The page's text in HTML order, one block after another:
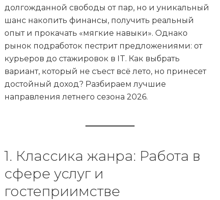
долгожданной свободы от пар, но и уникальный
шанс накопить финансы, получить реальный
опыт и прокачать «мягкие навыки». Однако
рынок подработок пестрит предложениями: от
курьеров до стажировок в IT. Как выбрать
вариант, который не съест всё лето, но принесет
достойный доход? Разбираем лучшие
направления летнего сезона 2026.
1. Классика жанра: Работа в
сфере услуг и
гостеприимстве